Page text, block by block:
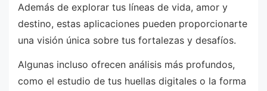
Además de explorar tus líneas de vida, amor y
destino, estas aplicaciones pueden proporcionarte
una visión única sobre tus fortalezas y desafíos.
Algunas incluso ofrecen análisis más profundos,
como el estudio de tus huellas digitales o la forma